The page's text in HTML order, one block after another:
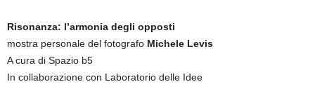
Risonanza: l’armonia degli opposti
mostra personale del fotografo Michele Levis
A cura di Spazio b5
In collaborazione con Laboratorio delle Idee